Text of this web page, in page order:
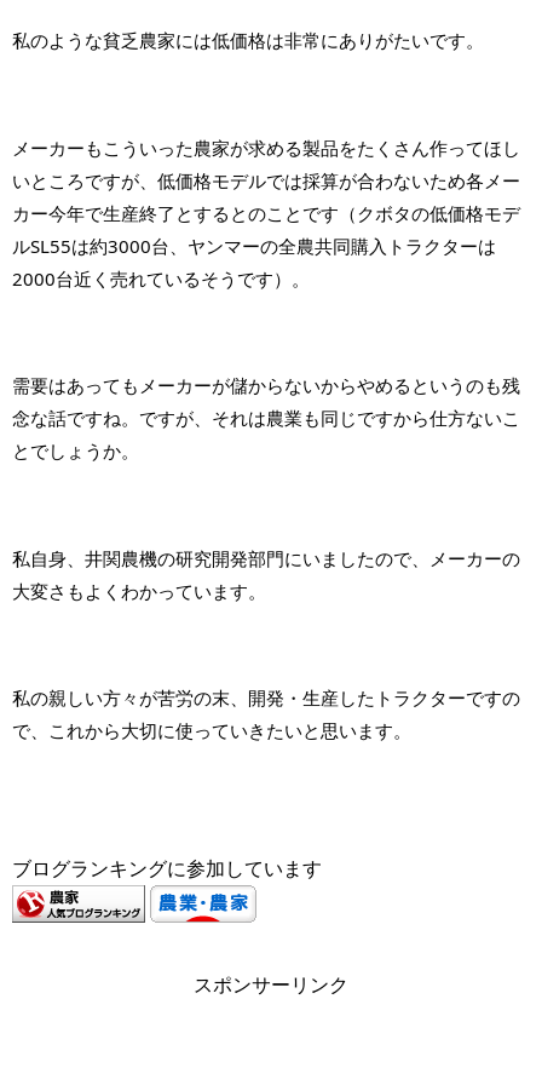
私のような貧乏農家には低価格は非常にありがたいです。
メーカーもこういった農家が求める製品をたくさん作ってほし
いところですが、低価格モデルでは採算が合わないため各メー
カー今年で生産終了とするとのことです（クボタの低価格モデ
ルSL55は約3000台、ヤンマーの全農共同購入トラクターは
2000台近く売れているそうです）。
需要はあってもメーカーが儲からないからやめるというのも残
念な話ですね。ですが、それは農業も同じですから仕方ないこ
とでしょうか。
私自身、井関農機の研究開発部門にいましたので、メーカーの
大変さもよくわかっています。
私の親しい方々が苦労の末、開発・生産したトラクターですの
で、これから大切に使っていきたいと思います。
ブログランキングに参加しています
スポンサーリンク